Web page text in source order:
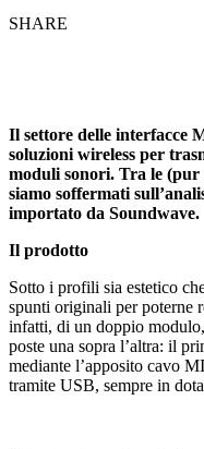
SHARE
Il settore delle interfacce
soluzioni wireless per
moduli sonori. Tra le (pur
siamo soffermati
importato da Soundwave.
Il prodotto
Sotto i profili sia estetico
spunti originali per poterne
infatti, di un doppio
poste una sopra l’altra: il
mediante l’apposito cavo
tramite USB, sempre in